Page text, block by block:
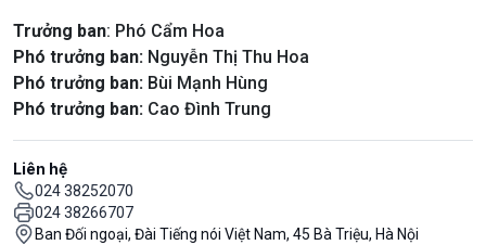
Trưởng ban: Phó Cẩm Hoa
Phó trưởng ban: Nguyễn Thị Thu Hoa
Phó trưởng ban: Bùi Mạnh Hùng
Phó trưởng ban: Cao Đình Trung
Liên hệ
024 38252070
024 38266707
Ban Đối ngoại, Đài Tiếng nói Việt Nam, 45 Bà Triệu, Hà Nội